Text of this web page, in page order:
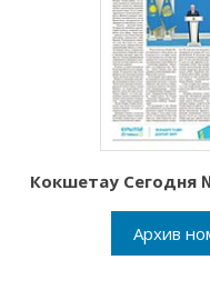
Кокшетау Сегодня
Архив